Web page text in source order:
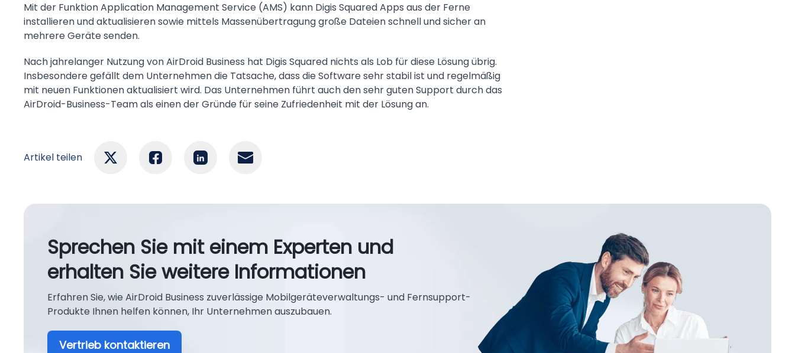
Mit der Funktion Application Management Service (AMS) kann Digis Squared Apps aus der Ferne
installieren und aktualisieren sowie mittels Massenübertragung große Dateien schnell und sicher an
mehrere Geräte senden.
Nach jahrelanger Nutzung von AirDroid Business hat Digis Squared nichts als Lob für diese Lösung übrig.
Insbesondere gefällt dem Unternehmen die Tatsache, dass die Software sehr stabil ist und regelmäßig
mit neuen Funktionen aktualisiert wird. Das Unternehmen führt auch den sehr guten Support durch das
AirDroid-Business-Team als einen der Gründe für seine Zufriedenheit mit der Lösung an.
Artikel teilen
Sprechen Sie mit einem Experten und
erhalten Sie weitere Informationen
Erfahren Sie, wie AirDroid Business zuverlässige Mobilgeräteverwaltungs- und Fernsupport-
Produkte Ihnen helfen können, Ihr Unternehmen auszubauen.
Vertrieb kontaktieren